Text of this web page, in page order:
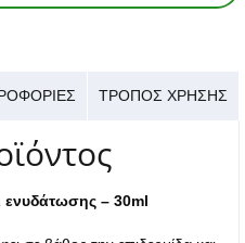
ΤΡΟΠΟΣ ΧΡΗΣΗΣ
ενυδάτωσης – 30ml